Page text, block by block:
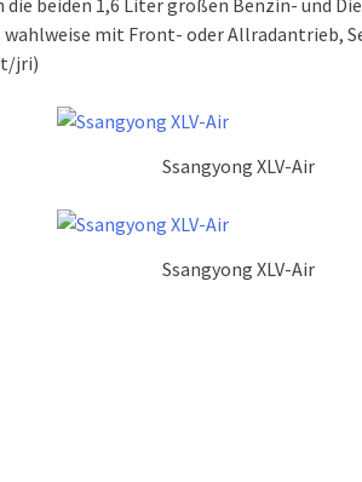
die beiden 1,6 Liter großen Benzin- und
mit Front- oder Allradantrieb,
jri)
Ssangyong XLV-Air
Ssangyong XLV-Air